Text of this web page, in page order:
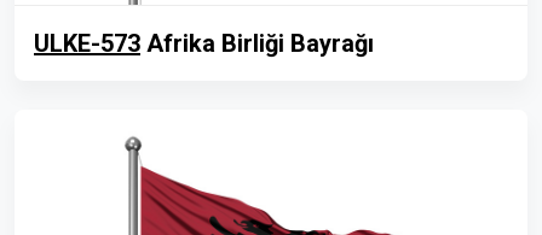
ULKE-573 Afrika Birliği Bayrağı